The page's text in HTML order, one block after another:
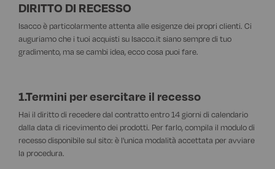
DIRITTO DI RECESSO
Isacco è particolarmente attenta alle esigenze dei propri clienti. Ci
auguriamo che i tuoi acquisti su Isacco.it siano sempre di tuo
gradimento, ma se cambi idea, ecco cosa puoi fare.
1.Termini per esercitare il recesso
Hai il diritto di recedere dal contratto entro 14 giorni di calendario
dalla data di ricevimento dei prodotti. Per farlo, compila il modulo di
recesso disponibile sul sito: è l'unica modalità accettata per avviare
la procedura.
VEDI TUTTI I PRODOTTI
PANTALONI GONNE E BERMUDA
MAGLIERIA POLO MAGLIETTE
VEDI TUTTI I PRODOTTI
GREMBIULI
PANTALONI GONNE E BERMUDA
PANTALONI EXTRA LARGE
DIVISE ASA
GREMBIULI SCUOLA, ASILO, INFANZIA
NOVITÀ